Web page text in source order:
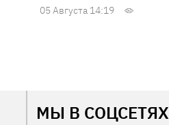
05 Августа 14:19
МЫ В СОЦСЕТЯХ